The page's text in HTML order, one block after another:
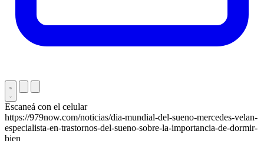
Escaneá con el celular
https://979now.com/noticias/dia-mundial-del-sueno-mercedes-velan-
especialista-en-trastornos-del-sueno-sobre-la-importancia-de-dormir-
bien